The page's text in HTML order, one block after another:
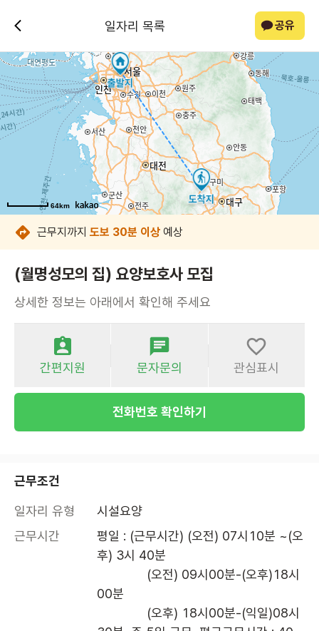
일자리 목록 공유
64km
64km
64km
64km
64km
64km
근무지까지 도보 30분 이상 예상
(월명성모의 집) 요양보호사 모집
상세한 정보는 아래에서 확인해 주세요
간편지원 문자문의 관심표시
전화번호 확인하기
근무조건
일자리 유형
시설요양
근무시간
평일 : (근무시간) (오전) 07시10분 ~(오
후) 3시 40분
00분